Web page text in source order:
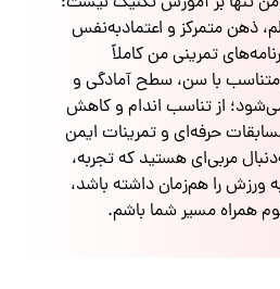
ذهن متمرکز و اعتمادبه‌نفس
تمرینی من کاملاً
با سن، سطح آمادگی و
از تناسب اندام و کاهش
حرفه‌ای و تمرینات ایمن
مربی‌ای هستید که تجربه،
ورزش را هم‌زمان داشته باشد،
همراه مسیر شما باشم.